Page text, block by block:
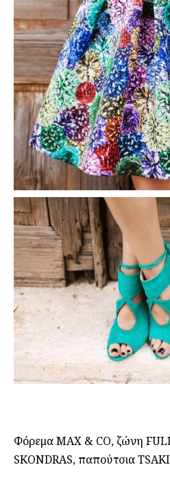
Φόρεμα MAX & CO, ζώνη
SKONDRAS, παπούτσια